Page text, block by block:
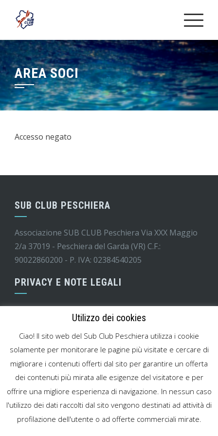
AREA SOCI
Accesso negato
SUB CLUB PESCHIERA
Associazione SUB CLUB Peschiera Via XXX Maggio
2/a 37019 - Peschiera del Garda (VR) C.F.:
90022860200 - P. IVA: 02384540205
PRIVACY E NOTE LEGALI
Informativa GDPR
Modello MOG attività sportiva
Cookies Policy
Note legali
Utilizzo dei cookies
Ciao! Il sito web del Sub Club Peschiera utilizza i cookie
solamente per monitorare le pagine più visitate e cercare di
migliorare i contenuti offerti dal sito per garantire un offerta
dei contenuti più mirata alle esigenze del visitatore e per
offrire una migliore esperienza di navigazione. In nessun caso
l'utilizzo dei dati raccolti dal sito vengono destinati ad attività di
profilazione dell'utente o ad offerte commerciali mirate.